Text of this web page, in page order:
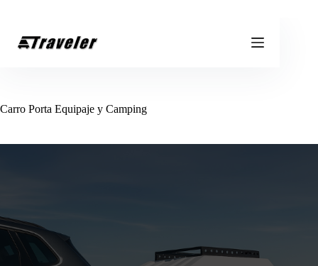
Carro Porta Equipaje y Camping